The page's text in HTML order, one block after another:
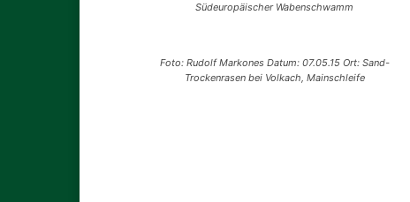
Südeuropäischer Wabenschwamm
Foto: Rudolf Markones Datum: 07.05.15 Ort: Sand-
Trockenrasen bei Volkach, Mainschleife